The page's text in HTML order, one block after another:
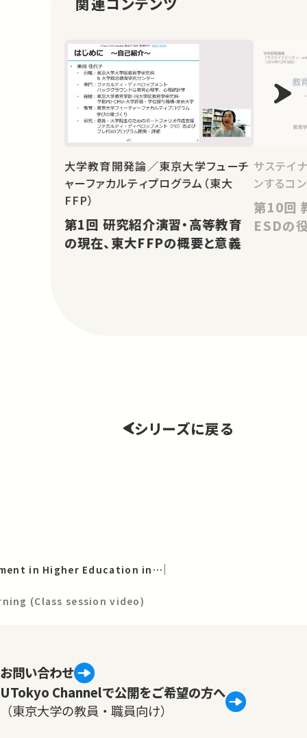
大学教育開発論／東京大学フューチ
ャーファカルティプログラム（東大
FFP）
第1回 研究紹介演習・高等教育
の現在、東大FFPの概要と意義
サステイ
ンするコ
第10回 教育学の視点から－
ESDの
シリーズに戻る
Teaching Development in Higher Education in English／UTokyo Global Future Faculty Development Program（UTokyo Global FFDP）
(Class session video)
お問い合わせ
UTokyo Channelで公開をご希望の方へ
（東京大学の教員・職員向け）